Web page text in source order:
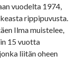
vuodelta 1974,
rippipuvusta.
Ilma muistelee,
15 vuotta
liitän oheen